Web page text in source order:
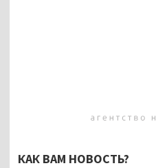
КАК ВАМ НОВОСТЬ?